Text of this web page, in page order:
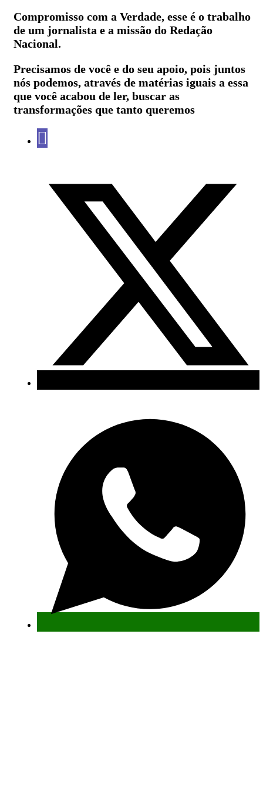
Compromisso com a Verdade, esse é o trabalho
de um jornalista e a missão do Redação
Nacional.
Precisamos de você e do seu apoio, pois juntos
nós podemos, através de matérias iguais a essa
que você acabou de ler, buscar as
transformações que tanto queremos